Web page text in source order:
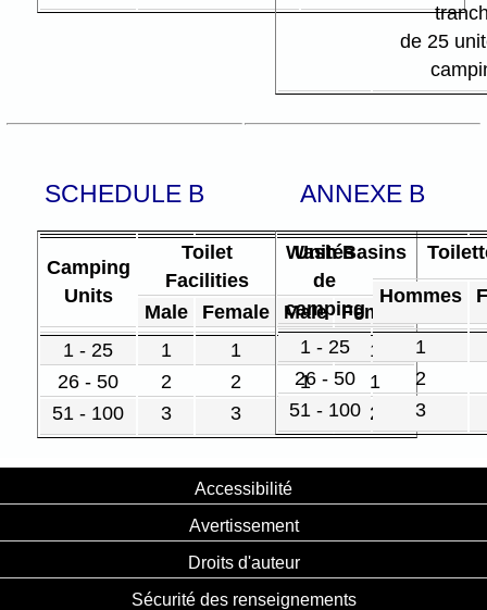
de 25
SCHEDULE B
Camping
Units
Toilet
Facilities
Wash Basins
Male Female Male
Female
1 - 25
1 1 1
1
26 - 50
2 2 1
1
51 - 100
3 3 2 2
ANNEXE B
Unités
de
camping
Hommes
1 - 25
1
26 - 50
2
51 - 100
3
Accessibilité
Avertissement
Droits d'auteur
Sécurité des renseignements